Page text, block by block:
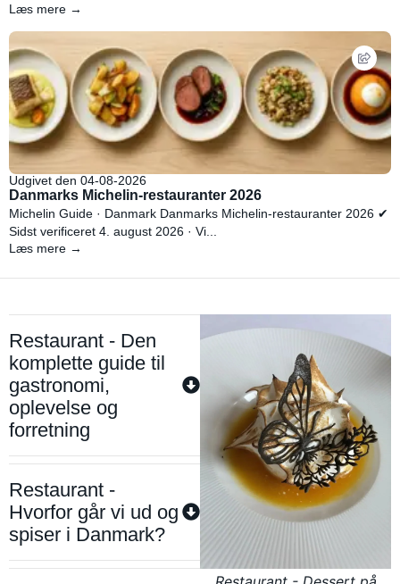
Læs mere →
Udgivet den 04-08-2026
Danmarks Michelin-restauranter 2026
Michelin Guide · Danmark Danmarks Michelin-restauranter 2026 ✔
Sidst verificeret 4. august 2026 · Vi...
Læs mere →
Restaurant - Den
komplette guide til
gastronomi,
oplevelse og
forretning
Restaurant -
Hvorfor går vi ud og
spiser i Danmark?